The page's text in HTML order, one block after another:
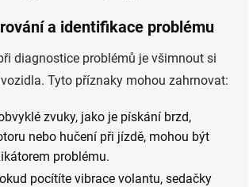
a identifikace problému
diagnostice problémů je všimnout si
Tyto příznaky mohou zahrnovat:
zvuky, jako je pískání brzd,
nebo hučení při jízdě, mohou být
problému.
pocítíte vibrace volantu, sedačky